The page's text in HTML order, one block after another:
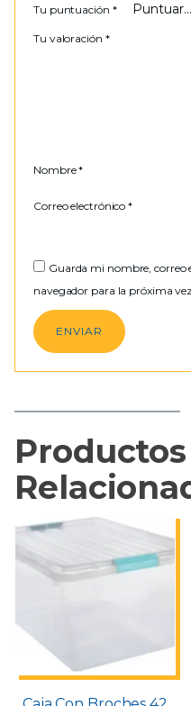
Tu puntuación *
Tu valoración *
Nombre*
Correo electrónico*
Guarda mi nombre, correo
navegador para la próxima
Productos